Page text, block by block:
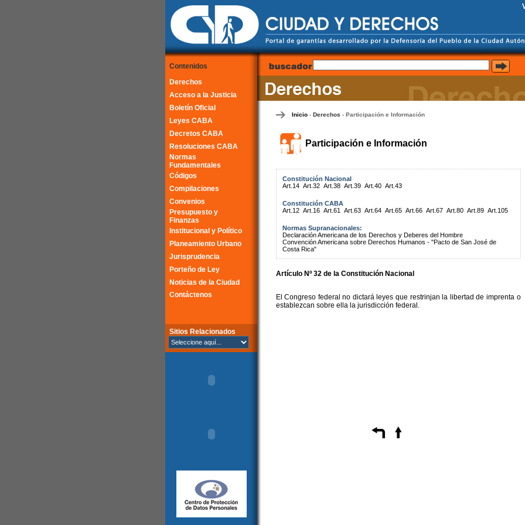
Contenidos
Derechos
Acceso a la Justicia
Boletín Oficial
Leyes CABA
Decretos CABA
Resoluciones CABA
Normas
Fundamentales
Códigos
Compilaciones
Convenios
Presupuesto y
Finanzas
Institucional y Político
Planeamiento Urbano
Jurisprudencia
Porteño de Ley
Noticias de la Ciudad
Contáctenos
Sitios Relacionados
Inicio- Derechos - Participación e Información
Participación e Información
Constitución Nacional
Art.14 Art.32 Art.38 Art.39 Art.40 Art.43
Constitución CABA
Art.12 Art.16 Art.61 Art.63 Art.64 Art.65 Art.66 Art.67 Art.80 Art.89 Art.105
Normas Supranacionales:
Declaración Americana de los Derechos y Deberes del Hombre
Convención Americana sobre Derechos Humanos - "Pacto de San José de
Costa Rica"
Artículo Nº 32 de la Constitución Nacional
El Congreso federal no dictará leyes que restrinjan la libertad de imprenta o
establezcan sobre ella la jurisdicción federal.